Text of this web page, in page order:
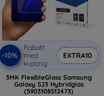
-10%
Rabatt
med
kupong
EXTRA10
3MK FlexibleGlass Samsung
Galaxy S23 Hybridglas
(5903108512473)